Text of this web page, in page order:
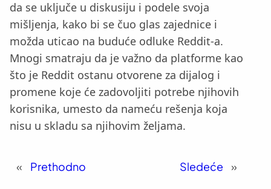
da se uključe u diskusiju i podele svoja
mišljenja, kako bi se čuo glas zajednice i
možda uticao na buduće odluke Reddit-a.
Mnogi smatraju da je važno da platforme kao
što je Reddit ostanu otvorene za dijalog i
promene koje će zadovoljiti potrebe njihovih
korisnika, umesto da nameću rešenja koja
nisu u skladu sa njihovim željama.
« Prethodno Sledeće »